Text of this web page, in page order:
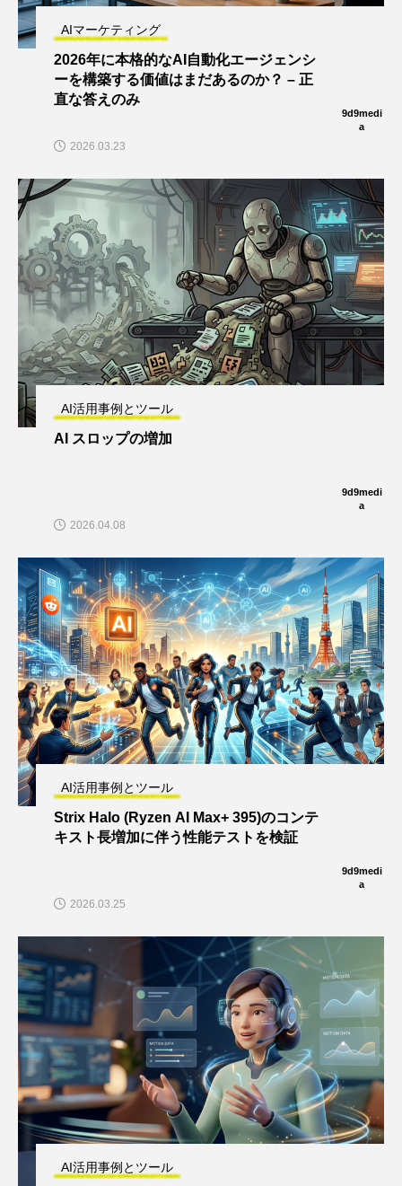
AIマーケティング
2026年に本格的なAI自動化エージェンシ
ーを構築する価値はまだあるのか？ – 正
直な答えのみ
9d9medi
a
2026.03.23
AI活用事例とツール
AI スロップの増加
9d9medi
a
2026.04.08
AI活用事例とツール
Strix Halo (Ryzen AI Max+ 395)のコンテ
キスト長増加に伴う性能テストを検証
9d9medi
a
2026.03.25
AI活用事例とツール